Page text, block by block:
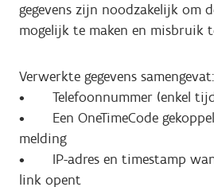
gegevens zijn noodzakelijk om
mogelijk te maken en misbruik
Verwerkte gegevens samengevat:
• Telefoonnummer (enkel
• Een OneTimeCode
melding
• IP-adres en timestamp
link opent